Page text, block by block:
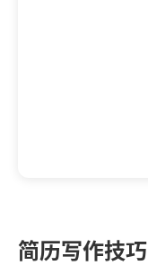
简历写作技巧